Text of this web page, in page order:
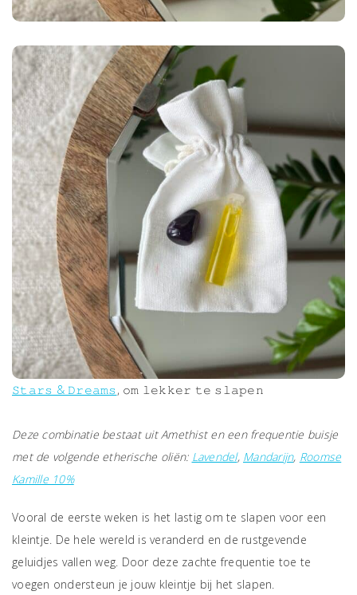
𝚂𝚝𝚊𝚛𝚜 & 𝙳𝚛𝚎𝚊𝚖𝚜 , 𝚘𝚖 𝚕𝚎𝚔𝚔𝚎𝚛 𝚝𝚎 𝚜𝚕𝚊𝚙𝚎𝚗
Deze combinatie bestaat uit Amethist en een frequentie buisje
met de volgende etherische oliën: Lavendel, Mandarijn, Roomse
Kamille 10%
Vooral de eerste weken is het lastig om te slapen voor een
kleintje. De hele wereld is veranderd en de rustgevende
geluidjes vallen weg. Door deze zachte frequentie toe te
voegen ondersteun je jouw kleintje bij het slapen.